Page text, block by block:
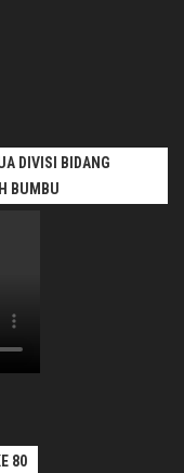
DIVISI BIDANG
BUMBU
80